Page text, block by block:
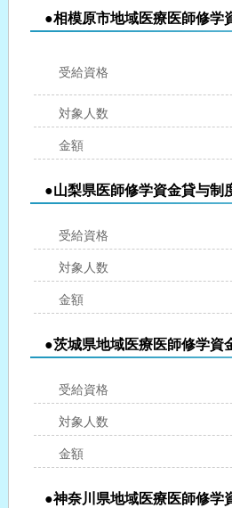
●相模原市地域医療医師修学
受給資格
対象人数
金額
●山梨県医師修学資金貸与制
受給資格
対象人数
金額
●茨城県地域医療医師修学資
受給資格
対象人数
金額
●神奈川県地域医療医師修学